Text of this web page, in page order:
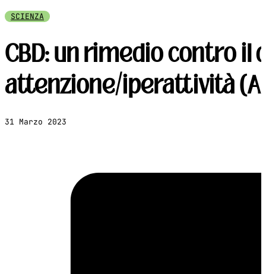
SCIENZA
CBD: un rimedio contro
attenzione/iperattività
31 Marzo 2023